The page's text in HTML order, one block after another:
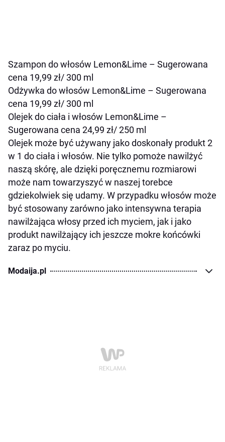
Szampon do włosów Lemon&Lime – Sugerowana
cena 19,99 zł/ 300 ml
Odżywka do włosów Lemon&Lime – Sugerowana
cena 19,99 zł/ 300 ml
Olejek do ciała i włosów Lemon&Lime –
Sugerowana cena 24,99 zł/ 250 ml
Olejek może być używany jako doskonały produkt 2
w 1 do ciała i włosów. Nie tylko pomoże nawilżyć
naszą skórę, ale dzięki poręcznemu rozmiarowi
może nam towarzyszyć w naszej torebce
gdziekolwiek się udamy. W przypadku włosów może
być stosowany zarówno jako intensywna terapia
nawilżająca włosy przed ich myciem, jak i jako
produkt nawilżający ich jeszcze mokre końcówki
zaraz po myciu.
Modaija.pl